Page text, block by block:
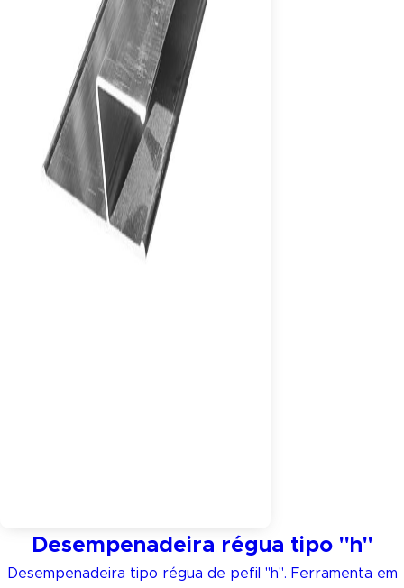
Desempenadeira régua tipo "h"
Desempenadeira tipo régua de pefil "h". Ferramenta em